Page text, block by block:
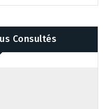
Consultés